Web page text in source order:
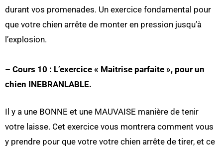
durant vos promenades. Un exercice fondamental pour
que votre chien arrête de monter en pression jusqu’à
l’explosion.
– Cours 10 : L’exercice « Maitrise parfaite », pour un
chien INEBRANLABLE.
Il y a une BONNE et une MAUVAISE manière de tenir
votre laisse. Cet exercice vous montrera comment vous
y prendre pour que votre votre chien arrête de tirer, et ce